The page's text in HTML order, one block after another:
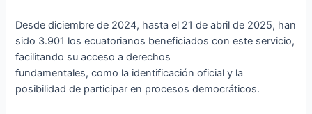
Desde diciembre de 2024, hasta el 21 de abril de 2025, han
sido 3.901 los ecuatorianos beneficiados con este servicio,
facilitando su acceso a derechos
fundamentales, como la identificación oficial y la
posibilidad de participar en procesos democráticos.